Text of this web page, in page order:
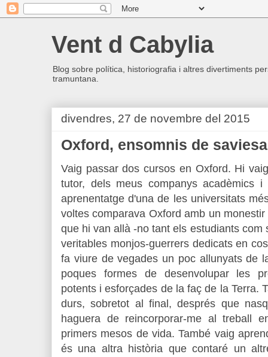
Vent d Cabylia
Blog sobre política, historiografia i altres divertiments
tramuntana.
divendres, 27 de novembre del 2015
Oxford, ensomnis de saviesa
Vaig passar dos cursos en Oxford. Hi
tutor, dels meus companys acadèmics
aprenentatge d'una de les universitats
voltes comparava Oxford amb un
que hi van allà -no tant els estudiants com
veritables monjos-guerrers dedicats en
fa viure de vegades un poc allunyats de
poques formes de desenvolupar les
potents i esforçades de la faç de la Terra.
durs, sobretot al final, després que
haguera de reincorporar-me al treball
primers mesos de vida. També vaig
és una altra història que contaré un